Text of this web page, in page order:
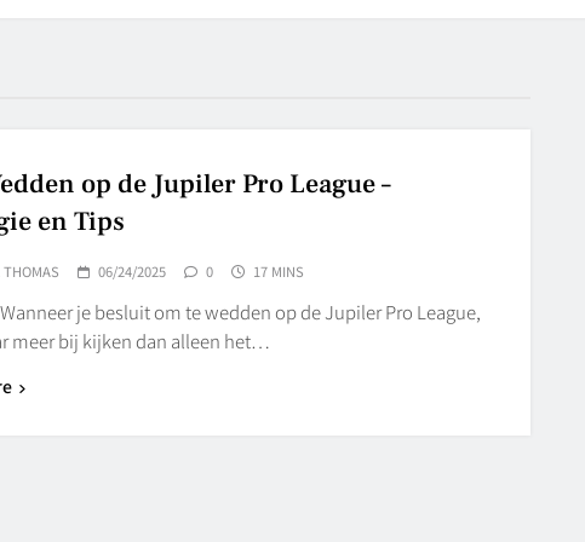
op de Jupiler Pro League –
en Tips
06/24/2025 0 17 MINS
je besluit om te wedden op de Jupiler Pro League,
meer bij kijken dan alleen het…